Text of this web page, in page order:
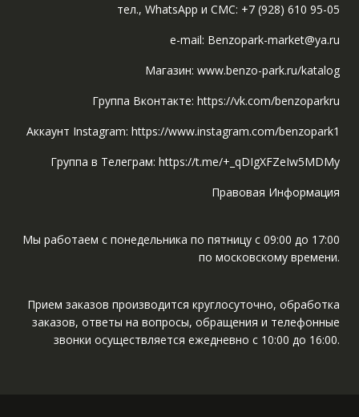
тел., WhatsApp и СМС: +7 (928) 610 95-05
e-mail: Benzopark-market@ya.ru
Магазин: www.benzo-park.ru/katalog
Группа Вконтакте: https://vk.com/benzoparkru
Аккаунт Instagram: https://www.instagram.com/benzopark1
Группа в Телеграм: https://t.me/+_qDIgXFZeIw5MDMy
Правовая Информация
Мы работаем с понедельника по пятницу с 09:00 до 17:00
по московскому времени.
Прием заказов производится круглосуточно, обработка
заказов, ответы на вопросы, обращения и телефонные
звонки осуществляется ежедневно с 10:00 до 16:00.